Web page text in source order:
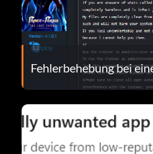
Fehlerbehebung bei